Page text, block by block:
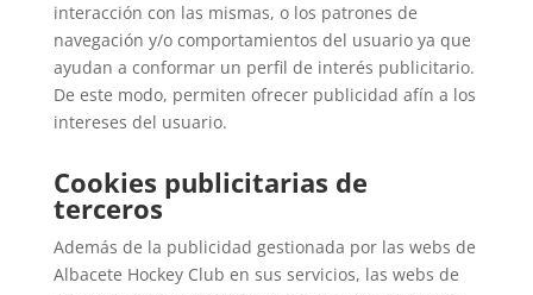
interacción con las mismas, o los patrones de
navegación y/o comportamientos del usuario ya que
ayudan a conformar un perfil de interés publicitario.
De este modo, permiten ofrecer publicidad afín a los
intereses del usuario.
Cookies publicitarias de
terceros
Además de la publicidad gestionada por las webs de
Albacete Hockey Club en sus servicios, las webs de